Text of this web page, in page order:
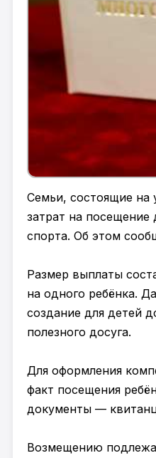
Семьи, состоящие на
затрат на посещение
спорта. Об этом
Размер выплаты
на одного ребёнка.
создание для детей
полезного досуга.
Для оформления
факт посещения
документы —
Возмещению